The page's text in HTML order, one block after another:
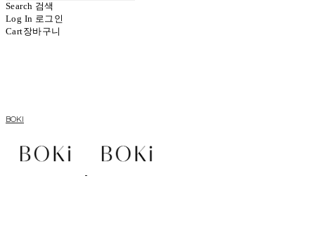
Search 검색
Log In 로그인
Cart장바구니
BOKI